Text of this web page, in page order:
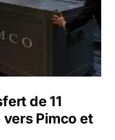
de 11
Pimco et